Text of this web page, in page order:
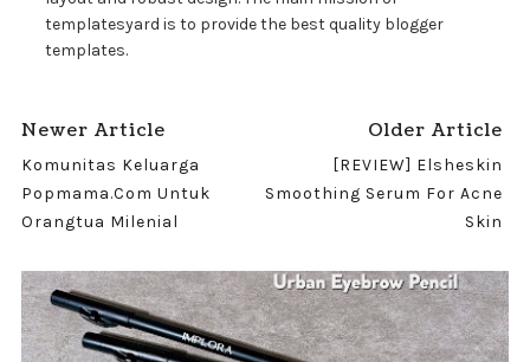
templatesyard is to provide the best quality blogger
templates.
Newer Article
Komunitas Keluarga
Popmama.com Untuk
Orangtua Milenial
Older Article
[REVIEW] Elsheskin
Smoothing Serum For Acne
Skin